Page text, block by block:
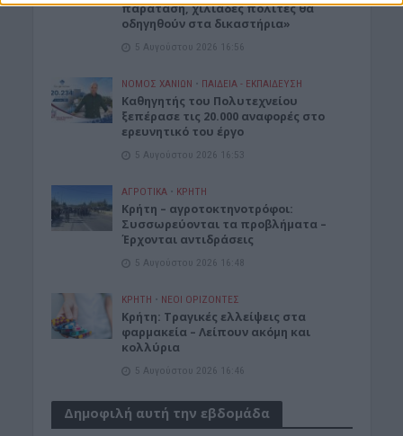
παράταση, χιλιάδες πολίτες θα
οδηγηθούν στα δικαστήρια»
5 Αυγούστου 2026 16:56
ΝΟΜΌΣ ΧΑΝΊΩΝ • ΠΑΙΔΕΙΑ - ΕΚΠΑΙΔΕΥΣΗ
Καθηγητής του Πολυτεχνείου
ξεπέρασε τις 20.000 αναφορές στο
ερευνητικό του έργο
5 Αυγούστου 2026 16:53
ΑΓΡΟΤΙΚΑ • ΚΡΗΤΗ
Κρήτη – αγροτοκτηνοτρόφοι:
Συσσωρεύονται τα προβλήματα –
Έρχονται αντιδράσεις
5 Αυγούστου 2026 16:48
ΚΡΗΤΗ • ΝΕΟΙ ΟΡΙΖΟΝΤΕΣ
Κρήτη: Τραγικές ελλείψεις στα
φαρμακεία – Λείπουν ακόμη και
κολλύρια
5 Αυγούστου 2026 16:46
Δημοφιλή αυτή την εβδομάδα